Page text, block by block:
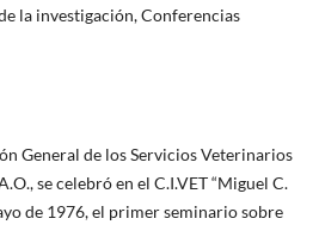
la investigación, Conferencias
General de los Servicios Veterinarios
se celebró en el C.I.VET “Miguel C.
de 1976, el primer seminario sobre